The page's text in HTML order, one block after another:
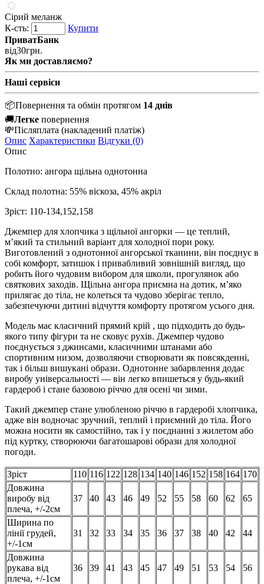
Сірий меланж
К-сть:
Купити
ПриватБанк
від30грн.
Як ми доставляємо?
Наші сервіси
📦Повернення та обмін протягом 14 днів
🚚Легке повернення
💸Післяплата (накладений платіж)
Опис Характеристики Відгуки (0)
Опис
Полотно: ангора щільна однотонна
Склад полотна: 55% віскоза, 45% акріл
Зріст: 110-134,152,158
Джемпер для хлопчика з щільної ангорки — це теплий,
м’який та стильний варіант для холодної пори року.
Виготовлений з однотонної ангорської тканини, він поєднує в
собі комфорт, затишок і привабливий зовнішній вигляд, що
робить його чудовим вибором для школи, прогулянок або
святкових заходів. Щільна ангора приємна на дотик, м’яко
прилягає до тіла, не колеться та чудово зберігає тепло,
забезпечуючи дитині відчуття комфорту протягом усього дня.
Модель має класичний прямий крій , що підходить до будь-
якого типу фігури та не сковує рухів. Джемпер чудово
поєднується з джинсами, класичними штанами або
спортивним низом, дозволяючи створювати як повсякденні,
так і більш вишукані образи. Однотонне забарвлення додає
виробу універсальності — він легко впишеться у будь-який
гардероб і стане базовою річчю для осені чи зими.
Такий джемпер стане улюбленою річчю в гардеробі хлопчика,
адже він водночас зручний, теплий і приємний до тіла. Його
можна носити як самостійно, так і у поєднанні з жилетом або
під куртку, створюючи багатошарові образи для холодної
погоди.
Зріст 110 116 122 128 134 140 146 152 158 164 170
Довжина
виробу від
плеча, +/-2см
37 40 43 46 49 52 55 58 60 62 65
Ширина по
лінії грудей,
+/-1см
31 32 33 34 35 36 37 38 40 42 44
Довжина
рукава від
плеча, +/-1см
36 39 41 43 45 47 49 51 53 54 56